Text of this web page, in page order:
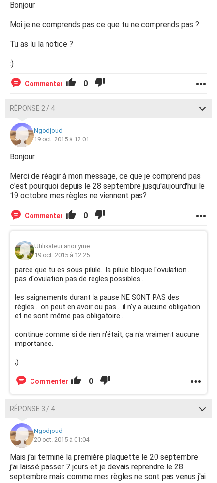
Bonjour
Moi je ne comprends pas ce que tu ne comprends pas ?
Tu as lu la notice ?
:)
Commenter 0
RÉPONSE 2 / 4
Ngodjoud
19 oct. 2015 à 12:01
Bonjour
Merci de réagir à mon message, ce que je comprend pas
c'est pourquoi depuis le 28 septembre jusqu'aujourd'hui le
19 octobre mes règles ne viennent pas?
Commenter 0
Utilisateur anonyme
19 oct. 2015 à 12:25
parce que tu es sous pilule.. la pilule bloque l'ovulation...
pas d'ovulation pas de règles possibles...
les saignements durant la pause NE SONT PAS des
règles... on peut en avoir ou pas... il n'y a aucune obligation
et ne sont même pas obligatoire...
continue comme si de rien n'était, ça n'a vraiment aucune
importance.
;)
Commenter 0
RÉPONSE 3 / 4
Ngodjoud
20 oct. 2015 à 01:04
Mais j'ai terminé la première plaquette le 20 septembre
j'ai laissé passer 7 jours et je devais reprendre le 28
septembre mais comme mes règles ne sont pas venus j'ai